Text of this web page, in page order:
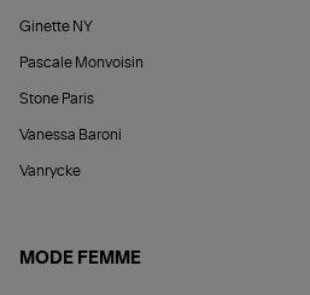
Ginette NY
Pascale Monvoisin
Stone Paris
Vanessa Baroni
Vanrycke
MODE FEMME